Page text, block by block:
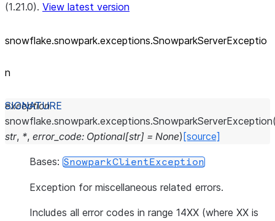
(1.21.0). View latest version
snowflake.snowpark.exceptions.SnowparkServerExceptio
n
exception
snowflake.snowpark.exceptions.SnowparkServerException
str, *, error_code: Optional[str] = None) [source]
Bases: SnowparkClientException
Exception for miscellaneous related errors.
Includes all error codes in range 14XX (where XX is